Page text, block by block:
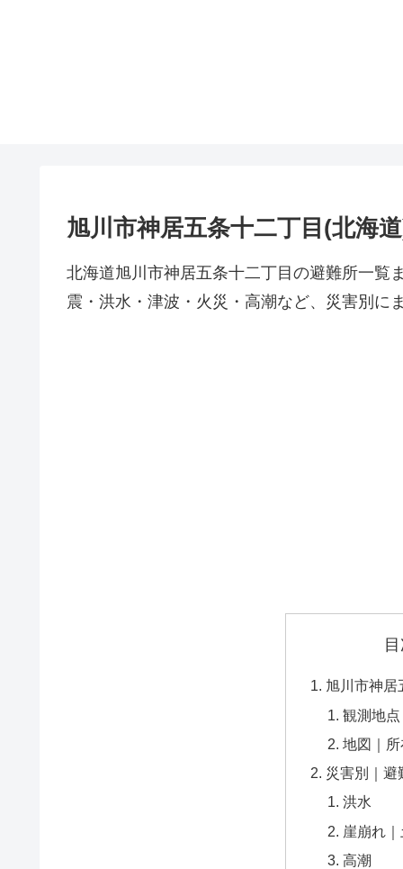
旭川市神居五条十二丁目(北海
北海道旭川市神居五条十二丁目の避難所一覧
震・洪水・津波・火災・高潮など、災害別に
旭川市神居
観測地点
地図｜
災害別｜避
洪水
崖崩れ
高潮